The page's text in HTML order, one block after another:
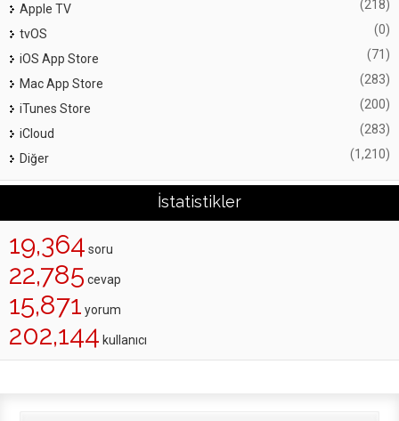
Apple TV (218)
tvOS (0)
iOS App Store (71)
Mac App Store (283)
iTunes Store (200)
iCloud (283)
Diğer (1,210)
İstatistikler
19,364 soru
22,785 cevap
15,871 yorum
202,144 kullanıcı